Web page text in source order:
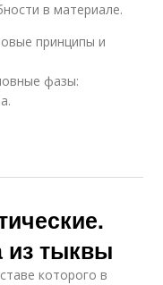
в материале.
принципы и
фазы:
из тыквы
которого в